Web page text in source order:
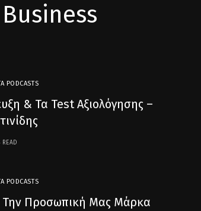
Business
PODCASTS
& Τα Test Αξιολόγησης –
PODCASTS
Την Προσωπική Μας Μάρκα